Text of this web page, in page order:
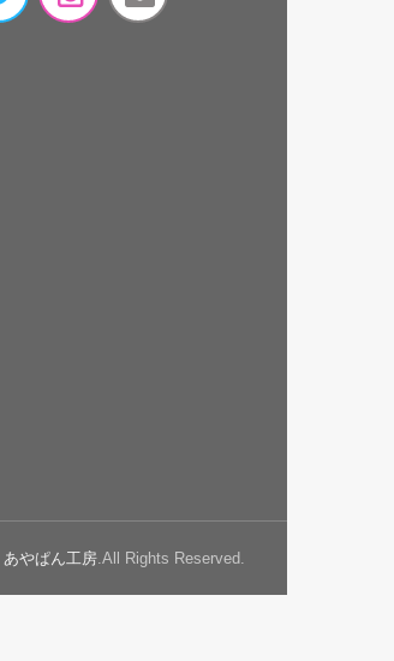
あやぱん工房.All Rights Reserved.